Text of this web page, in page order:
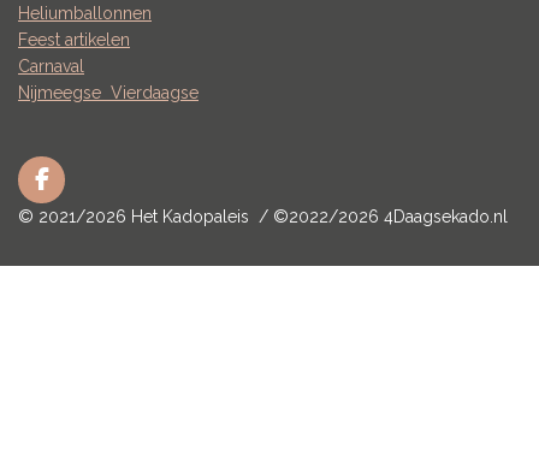
Heliumballonnen
Feest artikelen
Carnaval
Nijmeegse Vierdaagse
F
a
© 2021/2026 Het Kadopaleis / ©2022/2026 4Daagsekado.nl